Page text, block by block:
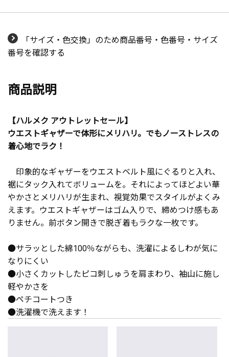
「サイズ・色交換」のため商品番号・色番号・サイズ
番号を確認する
商品説明
【ハルメク アウトレットセール】
ウエストギャザーで体形にメリハリ。でもノーストレスの
着心地でラク！
印象的なギャザーをウエストベルト風にぐるりと入れ、
裾にタック入れてボリュームを。それによってほどよい華
やかさとメリハリが生まれ、視覚効果でスタイルがよくみ
えます。ウエストギャザーはゴム入りで、締めつけ感もあ
りません。前ボタン開きで脱ぎ着もラクな一枚です。
●サラッとした綿100％ながらも、洗濯によるしわが気に
なりにくい
●小さくカットしたピコ刺しゅうを肩まわり、袖山に施し
軽やかさを
●ペチコートつき
●洗濯機で洗えます！